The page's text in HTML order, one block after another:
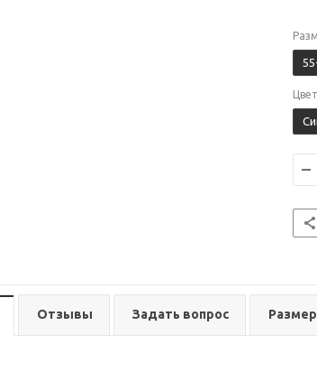
Цвет
Отзывы Задать вопрос